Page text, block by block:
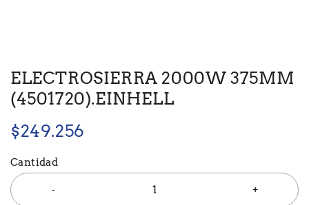
ELECTROSIERRA 2000W 375MM
(4501720).EINHELL
$249.256
Cantidad